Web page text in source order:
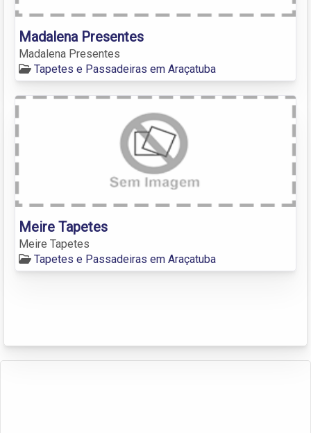
Madalena Presentes
Madalena Presentes
Tapetes e Passadeiras em Araçatuba
Meire Tapetes
Meire Tapetes
Tapetes e Passadeiras em Araçatuba